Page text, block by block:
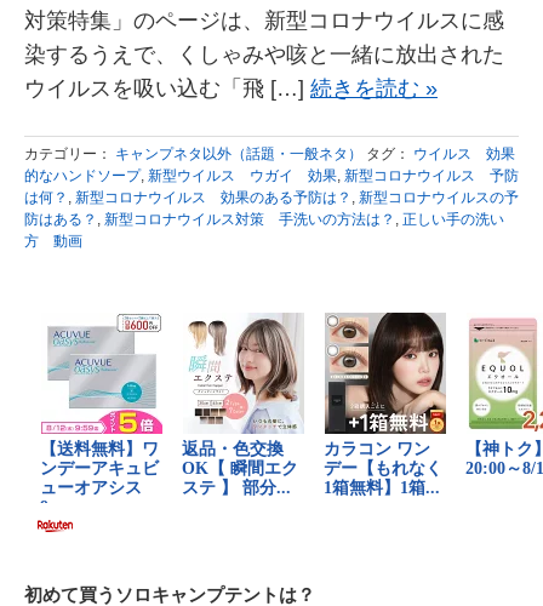
対策特集」のページは、新型コロナウイルスに感
染するうえで、くしゃみや咳と一緒に放出された
ウイルスを吸い込む「飛 […] 続きを読む »
カテゴリー： キャンプネタ以外（話題・一般ネタ） タグ： ウイルス 効果
的なハンドソープ, 新型ウイルス ウガイ 効果, 新型コロナウイルス 予防
は何？ , 新型コロナウイルス 効果のある予防は？ , 新型コロナウイルスの予
防はある？ , 新型コロナウイルス対策 手洗いの方法は？ , 正しい手の洗い
方 動画
初めて買うソロキャンプテントは？